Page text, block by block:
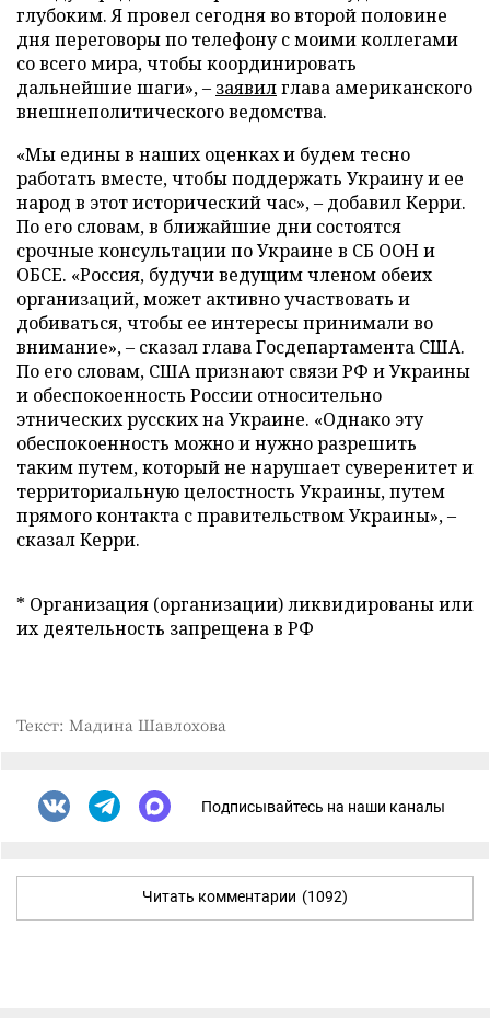
глубоким. Я провел сегодня во второй половине
дня переговоры по телефону с моими коллегами
со всего мира, чтобы координировать
дальнейшие шаги», – заявилглава американского
внешнеполитического ведомства.
«Мы едины в наших оценках и будем тесно
работать вместе, чтобы поддержать Украину и ее
народ в этот исторический час», – добавил Керри.
По его словам, в ближайшие дни состоятся
срочные консультации по Украине в СБ ООН и
ОБСЕ. «Россия, будучи ведущим членом обеих
организаций, может активно участвовать и
добиваться, чтобы ее интересы принимали во
внимание», – сказал глава Госдепартамента США.
По его словам, США признают связи РФ и Украины
и обеспокоенность России относительно
этнических русских на Украине. «Однако эту
обеспокоенность можно и нужно разрешить
таким путем, который не нарушает суверенитет и
территориальную целостность Украины, путем
прямого контакта с правительством Украины», –
сказал Керри.
* Организация (организации) ликвидированы или
их деятельность запрещена в РФ
Текст: Мадина Шавлохова
Подписывайтесь на наши каналы
Читать комментарии (1092)